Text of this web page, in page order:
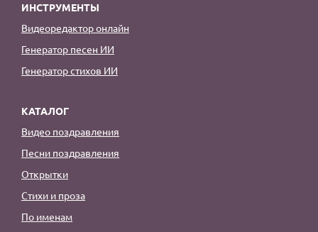
ИНСТРУМЕНТЫ
Видеоредактор онлайн
Генератор песен ИИ
Генератор стихов ИИ
КАТАЛОГ
Видео поздравления
Песни поздравления
Открытки
Стихи и проза
По именам